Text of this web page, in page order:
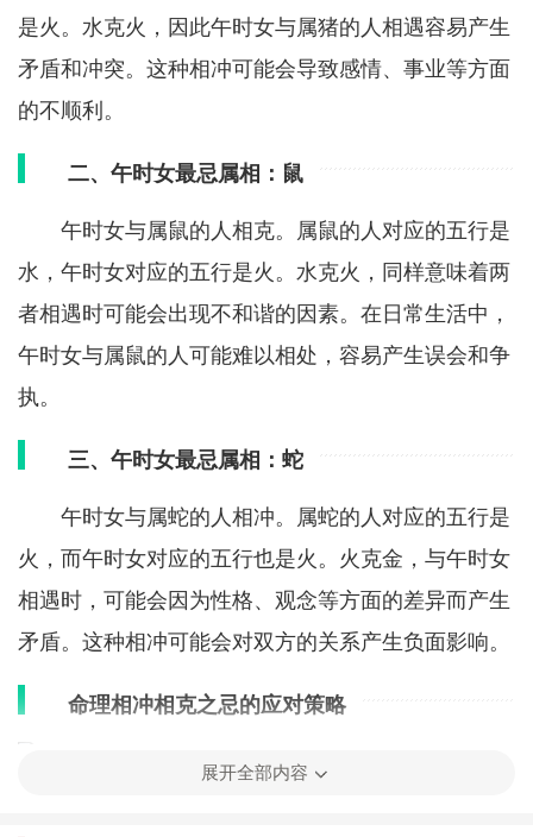
是火。水克火，因此午时女与属猪的人相遇容易产生
矛盾和冲突。这种相冲可能会导致感情、事业等方面
的不顺利。
二、午时女最忌属相：鼠
午时女与属鼠的人相克。属鼠的人对应的五行是
水，午时女对应的五行是火。水克火，同样意味着两
者相遇时可能会出现不和谐的因素。在日常生活中，
午时女与属鼠的人可能难以相处，容易产生误会和争
执。
三、午时女最忌属相：蛇
午时女与属蛇的人相冲。属蛇的人对应的五行是
火，而午时女对应的五行也是火。火克金，与午时女
相遇时，可能会因为性格、观念等方面的差异而产生
矛盾。这种相冲可能会对双方的关系产生负面影响。
命理相冲相克之忌的应对策略
展开全部内容